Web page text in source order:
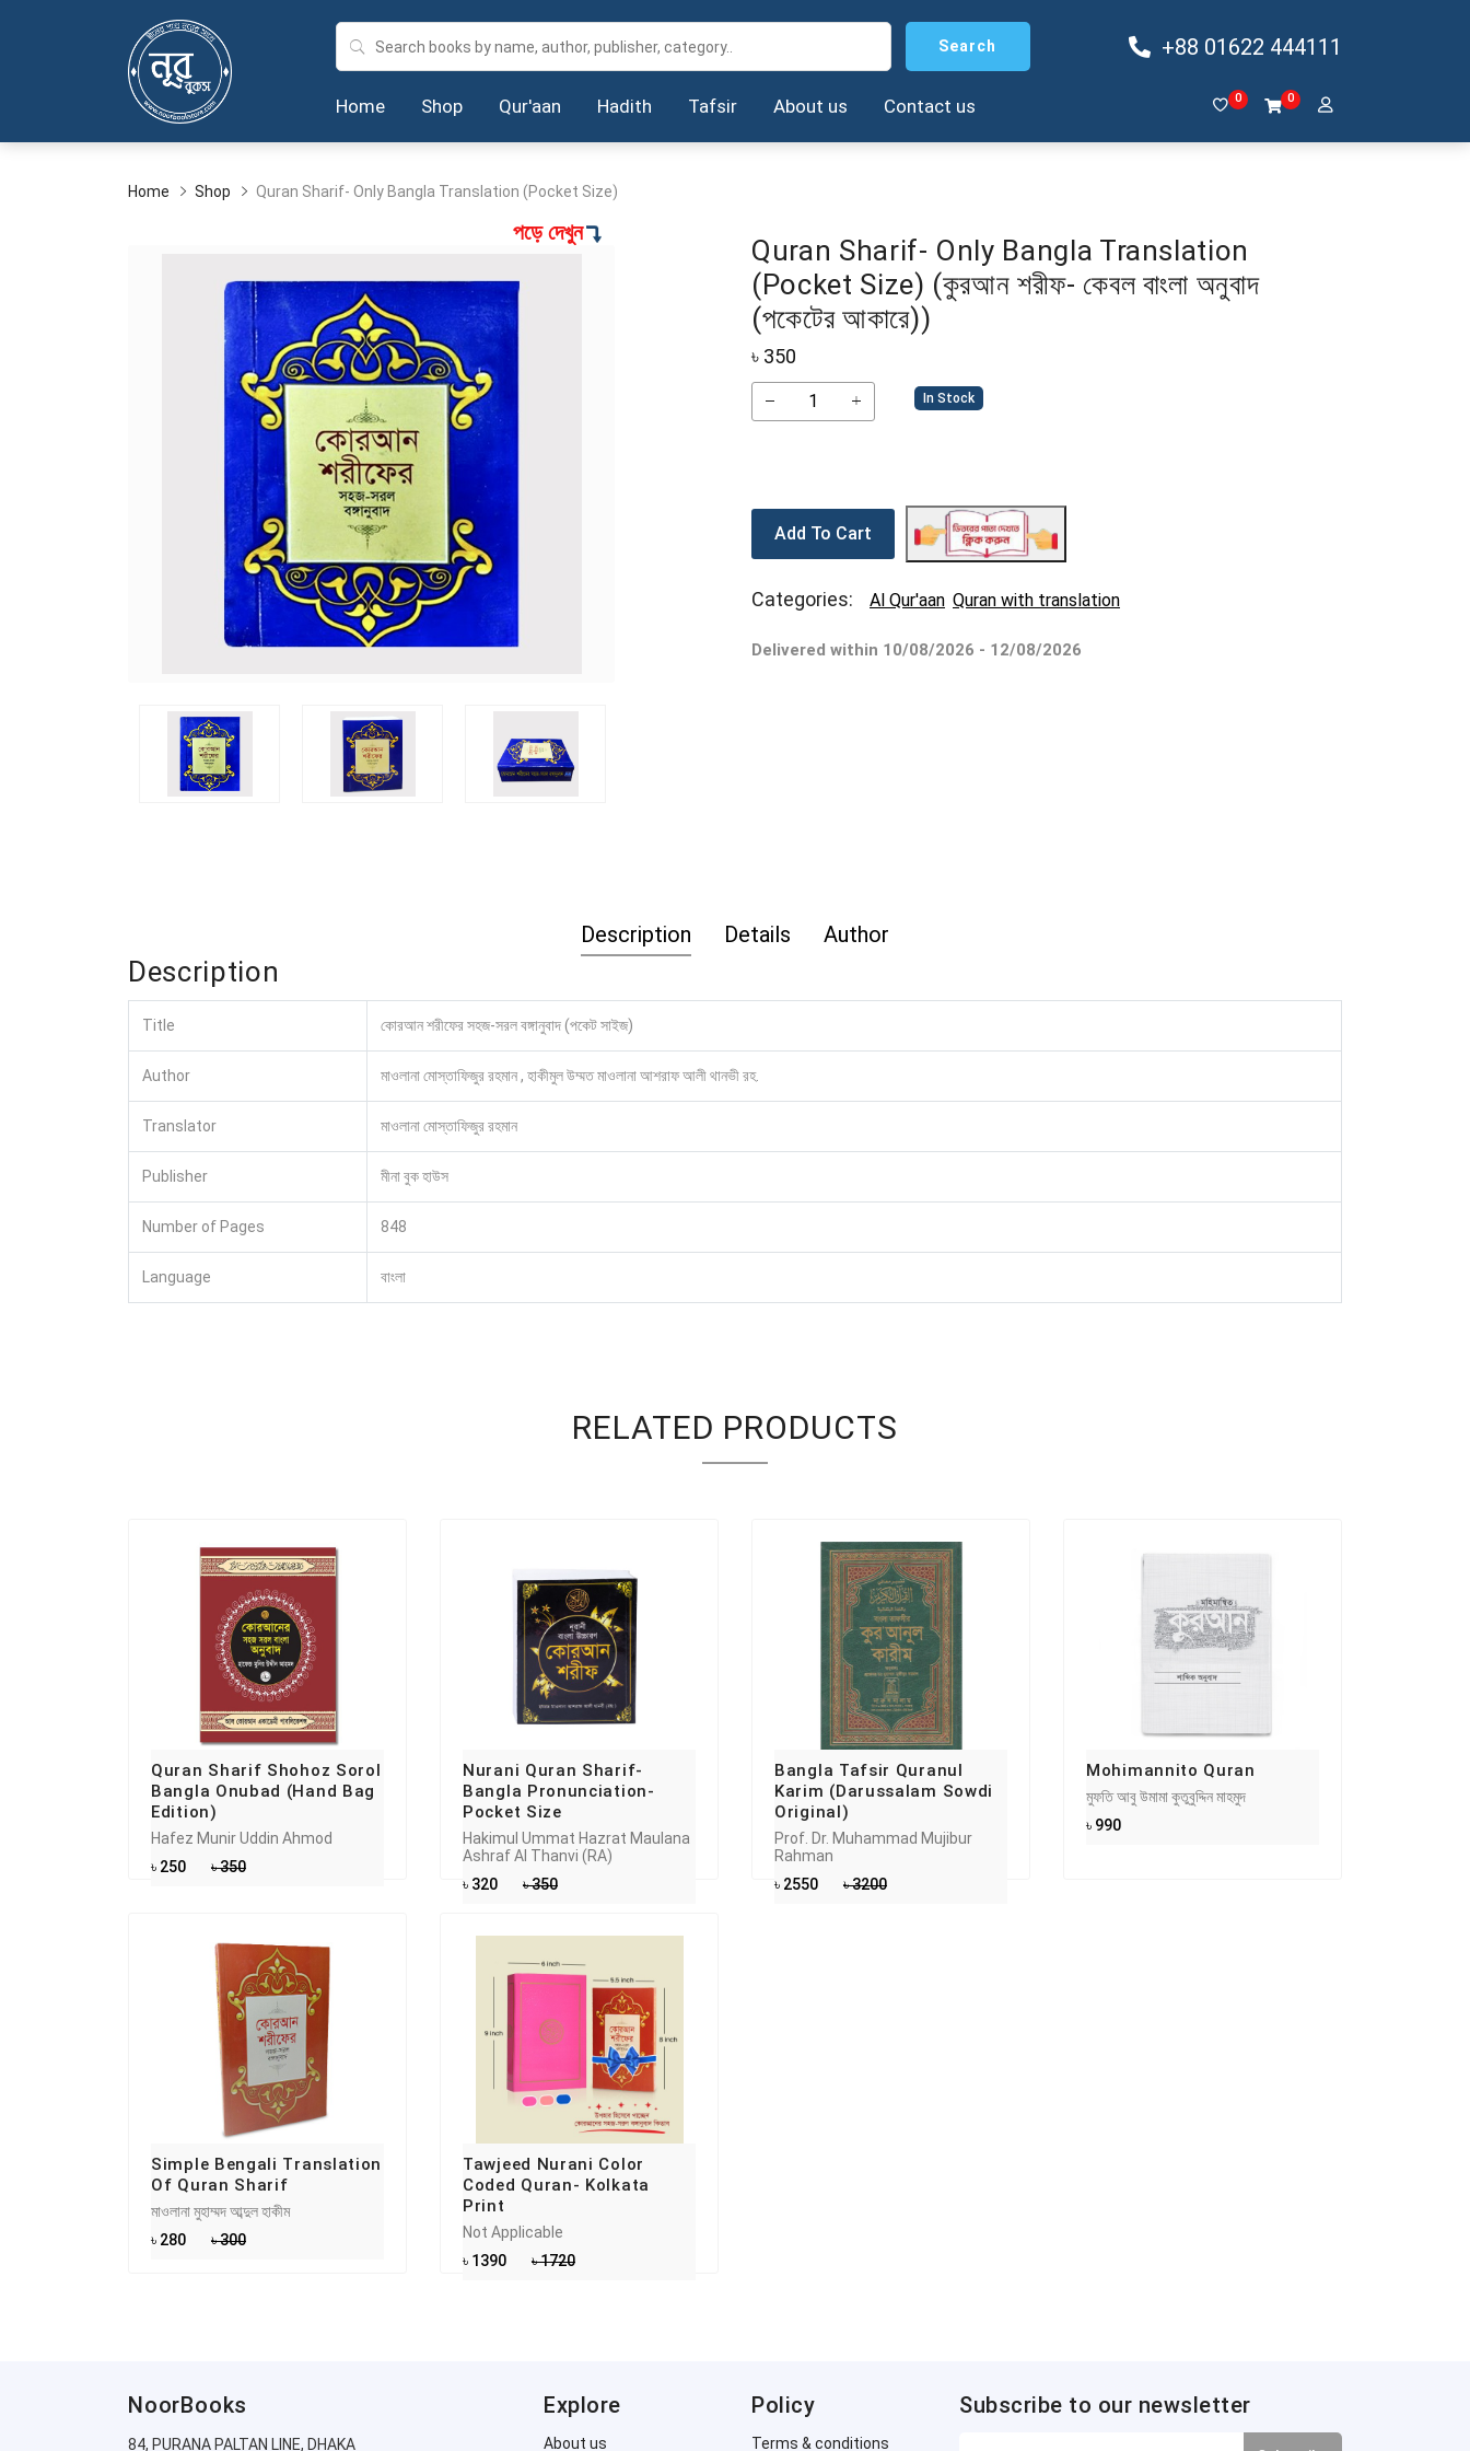
Search
Home Shop Qur'aan Hadith Tafsir About us Contact us
+88 01622 444111
0 0
Home Shop Quran Sharif- Only Bangla Translation (Pocket Size)
পড়ে দেখুন
Quran Sharif- Only Bangla Translation
(Pocket Size) (কুরআন শরীফ- কেবল বাংলা অনুবাদ
(পকেটের আকারে))
৳ 350
In Stock
Add To Cart
Categories: Al Qur'aan Quran with translation
Delivered within 10/08/2026 - 12/08/2026
Description Details Author
Description
Title কোরআন শরীফের সহজ-সরল বঙ্গানুবাদ (পকেট সাইজ)
Author মাওলানা মোস্তাফিজুর রহমান , হাকীমুল উম্মত মাওলানা আশরাফ আলী থানভী রহ.
Translator মাওলানা মোস্তাফিজুর রহমান
Publisher মীনা বুক হাউস
Number of Pages 848
Language বাংলা
RELATED PRODUCTS
Quran Sharif Shohoz Sorol
Bangla Onubad (Hand Bag
Edition)
Hafez Munir Uddin Ahmod
৳ 250
৳ 350
Nurani Quran Sharif-
Bangla Pronunciation-
Pocket Size
Hakimul Ummat Hazrat Maulana
Ashraf Al Thanvi (RA)
৳ 320
৳ 350
Bangla Tafsir Quranul
Karim (Darussalam Sowdi
Original)
Prof. Dr. Muhammad Mujibur
Rahman
৳ 2550
৳ 3200
Mohimannito Quran
মুফতি আবু উমামা কুতুবুদ্দিন মাহমুদ
৳ 990
Simple Bengali Translation
Of Quran Sharif
মাওলানা মুহাম্মদ আব্দুল হাকীম
৳ 280
৳ 300
Tawjeed Nurani Color
Coded Quran- Kolkata
Print
Not Applicable
৳ 1390
৳ 1720
NoorBooks
84, PURANA PALTAN LINE, DHAKA
Explore
About us
Policy
Terms & conditions
Subscribe to our newsletter